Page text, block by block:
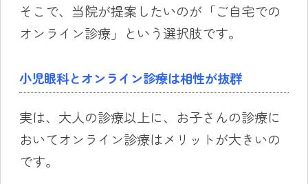
そこで、当院が提案したいのが「ご自宅での
オンライン診療」という選択肢です。
小児眼科とオンライン診療は相性が抜群
実は、大人の診療以上に、お子さんの診療に
おいてオンライン診療はメリットが大きいの
です。